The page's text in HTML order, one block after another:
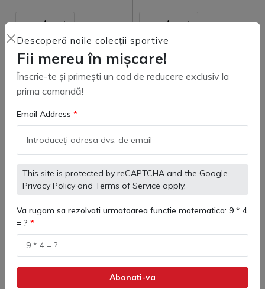
Descoperă noile colecții sportive
Fii mereu în mișcare!
Înscrie-te și primești un cod de reducere exclusiv la
prima comandă!
Email Address
This site is protected by reCAPTCHA and the Google
Privacy Policy and Terms of Service apply.
Va rugam sa rezolvati urmatoarea functie matematica: 9 * 4
= ?
Abonati-va
Adaugă in coş
-12%
3893064 Tricou Polo Copii
Street Kelme
109 lei
3882017 Tricou polo Damă